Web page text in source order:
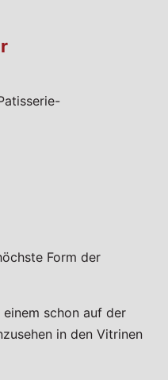
Form der
schon auf der
in den Vitrinen